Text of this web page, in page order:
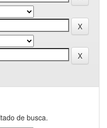
de busca.